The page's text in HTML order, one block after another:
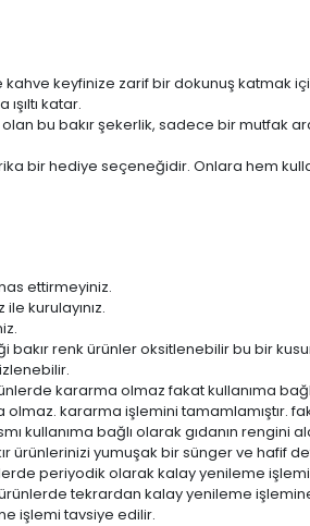
kahve keyfinize zarif bir dokunuş
katar.
bu bakır şekerlik, sadece bir mutfak
bir hediye seçeneğidir. Onlara hem
ettirmeyiniz.
kurulayınız.
bakır renk ürünler oksitlenebilir bu bir
kararma olmaz fakat kullanıma
kararma işlemini tamamlamıştır.
kullanıma bağlı olarak gıdanın
ürünlerinizi yumuşak bir sünger ve hafif
periyodik olarak kalay yenileme
tekrardan kalay yenileme
işlemi tavsiye edilir.